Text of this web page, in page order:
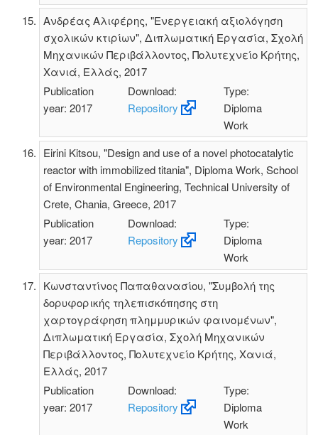
Ανδρέας Αλιφέρης, "Ενεργειακή αξιολόγηση
σχολικών κτιρίων", Διπλωματική Εργασία, Σχολή
Μηχανικών Περιβάλλοντος, Πολυτεχνείο Κρήτης,
Χανιά, Ελλάς, 2017
Publication
year: 2017
Download:
Repository
Type:
Diploma
Work
Eirini Kitsou, "Design and use of a novel photocatalytic
reactor with immobilized titania", Diploma Work, School
of Environmental Engineering, Technical University of
Crete, Chania, Greece, 2017
Publication
year: 2017
Download:
Repository
Type:
Diploma
Work
Κωνσταντίνος Παπαθανασίου, "Συμβολή της
δορυφορικής τηλεπισκόπησης στη
χαρτογράφηση πλημμυρικών φαινομένων",
Διπλωματική Εργασία, Σχολή Μηχανικών
Περιβάλλοντος, Πολυτεχνείο Κρήτης, Χανιά,
Ελλάς, 2017
Publication
year: 2017
Download:
Repository
Type:
Diploma
Work